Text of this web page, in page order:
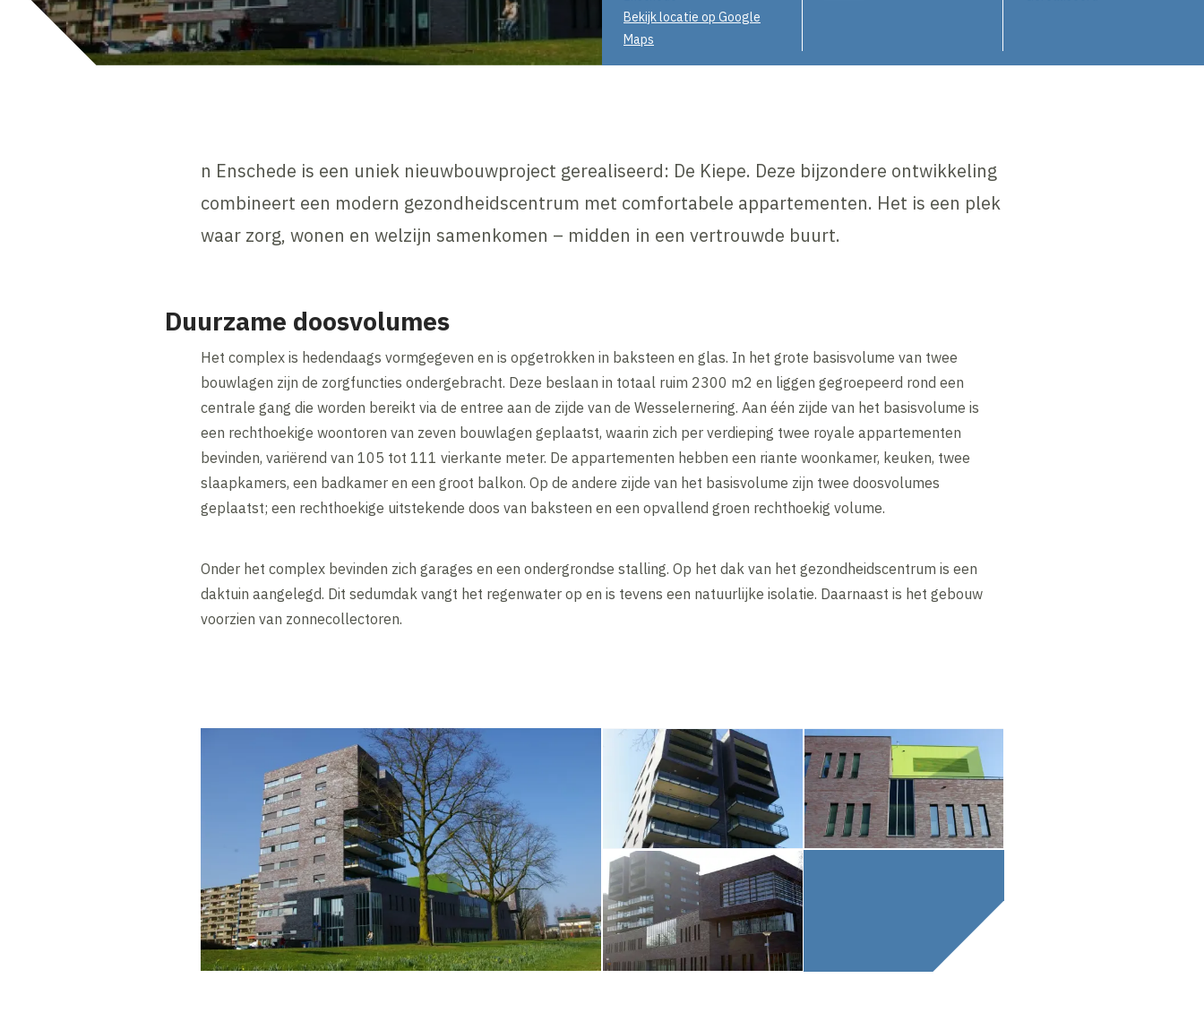
Bekijk locatie op Google
Maps
n Enschede is een uniek nieuwbouwproject gerealiseerd: De Kiepe. Deze bijzondere ontwikkeling
combineert een modern gezondheidscentrum met comfortabele appartementen. Het is een plek
waar zorg, wonen en welzijn samenkomen – midden in een vertrouwde buurt.
Duurzame doosvolumes
Het complex is hedendaags vormgegeven en is opgetrokken in baksteen en glas. In het grote basisvolume van twee
bouwlagen zijn de zorgfuncties ondergebracht. Deze beslaan in totaal ruim 2300 m2 en liggen gegroepeerd rond een
centrale gang die worden bereikt via de entree aan de zijde van de Wesselernering. Aan één zijde van het basisvolume is
een rechthoekige woontoren van zeven bouwlagen geplaatst, waarin zich per verdieping twee royale appartementen
bevinden, variërend van 105 tot 111 vierkante meter. De appartementen hebben een riante woonkamer, keuken, twee
slaapkamers, een badkamer en een groot balkon. Op de andere zijde van het basisvolume zijn twee doosvolumes
geplaatst; een rechthoekige uitstekende doos van baksteen en een opvallend groen rechthoekig volume.
Onder het complex bevinden zich garages en een ondergrondse stalling. Op het dak van het gezondheidscentrum is een
daktuin aangelegd. Dit sedumdak vangt het regenwater op en is tevens een natuurlijke isolatie. Daarnaast is het gebouw
voorzien van zonnecollectoren.